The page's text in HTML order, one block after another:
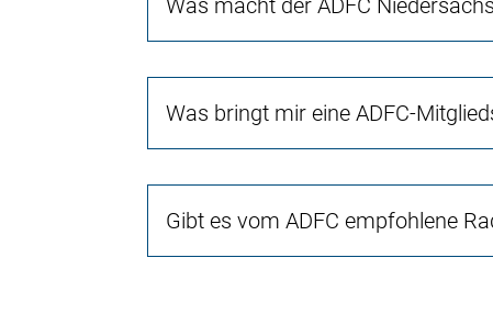
Was macht der ADFC
Was bringt mir eine ADFC-
Gibt es vom ADFC empfohlene